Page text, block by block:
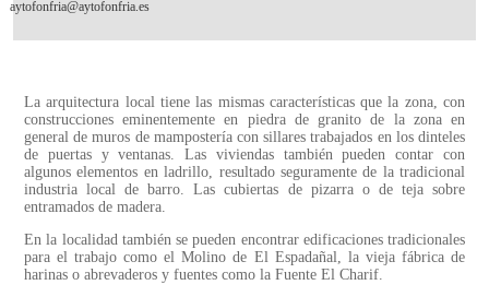
aytofonfria@aytofonfria.es
La arquitectura local tiene las mismas características que la zona, con
construcciones eminentemente en piedra de granito de la zona en
general de muros de mampostería con sillares trabajados en los dinteles
de puertas y ventanas. Las viviendas también pueden contar con
algunos elementos en ladrillo, resultado seguramente de la tradicional
industria local de barro. Las cubiertas de pizarra o de teja sobre
entramados de madera.
En la localidad también se pueden encontrar edificaciones tradicionales
para el trabajo como el Molino de El Espadañal, la vieja fábrica de
harinas o abrevaderos y fuentes como la Fuente El Charif.